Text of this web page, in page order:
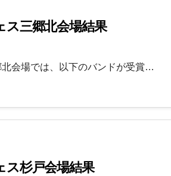
ス三郷北会場結果
会場では、以下のバンドが受賞…
ス杉戸会場結果